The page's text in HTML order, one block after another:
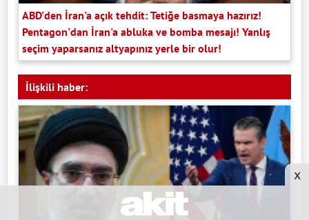
ABD'den İran'a açık tehdit: Tetiğe basmaya hazırız!
Pentagon'dan İran'a abluka ve bomba mesajı! Yanlış
seçim yaparsanız altyapınız yerle bir olur!
İlişkili haber:
x